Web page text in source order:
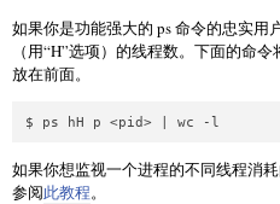
如果你是功能强大的 ps 命令的忠实用
（用“H”选项）的线程数。下面的命
放在前面。
如果你想监视一个进程的不同线程消
参阅此教程。